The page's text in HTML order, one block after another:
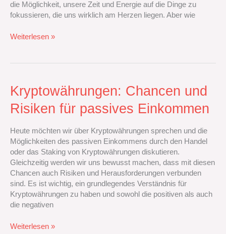
die Möglichkeit, unsere Zeit und Energie auf die Dinge zu
fokussieren, die uns wirklich am Herzen liegen. Aber wie
Freiheit
Weiterlesen »
Kryptowährungen: Chancen und
Risiken für passives Einkommen
Heute möchten wir über Kryptowährungen sprechen und die
Möglichkeiten des passiven Einkommens durch den Handel
oder das Staking von Kryptowährungen diskutieren.
Gleichzeitig werden wir uns bewusst machen, dass mit diesen
Chancen auch Risiken und Herausforderungen verbunden
sind. Es ist wichtig, ein grundlegendes Verständnis für
Kryptowährungen zu haben und sowohl die positiven als auch
die negativen
Kryptowährungen:
Chancen
und
für
passives
Einkommen
Weiterlesen »